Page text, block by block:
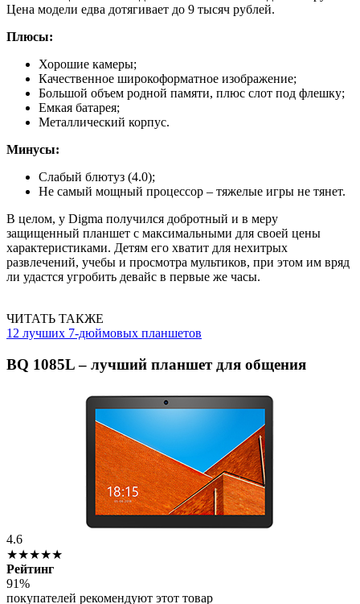
Цена модели едва дотягивает до 9 тысяч рублей.
Плюсы:
Хорошие камеры;
Качественное широкоформатное изображение;
Большой объем родной памяти, плюс слот под флешку;
Емкая батарея;
Металлический корпус.
Минусы:
Слабый блютуз (4.0);
Не самый мощный процессор – тяжелые игры не тянет.
В целом, у Digma получился добротный и в меру
защищенный планшет с максимальными для своей цены
характеристиками. Детям его хватит для нехитрых
развлечений, учебы и просмотра мультиков, при этом им вряд
ли удастся угробить девайс в первые же часы.
ЧИТАТЬ ТАКЖЕ
12 лучших 7-дюймовых планшетов
BQ 1085L – лучший планшет для общения
4.6
★★★★★
Рейтинг
91%
покупателей рекомендуют этот товар